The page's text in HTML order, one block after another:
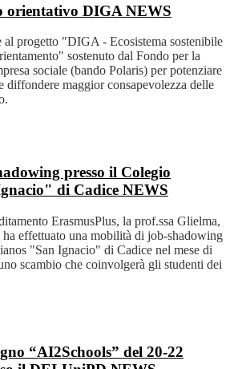
orientativo DIGA NEWS
progetto "DIGA - Ecosistema sostenibile
sostenuto dal Fondo per la
sociale (bando Polaris) per potenziare
diffondere maggior consapevolezza delle
presso il Colegio
di Cadice NEWS
ErasmusPlus, la prof.ssa Glielma,
ha effettuato una mobilità di job-shadowing
"San Ignacio" di Cadice nel mese di
scambio che coinvolgerà gli studenti dei
“AI2Schools” del 20-22